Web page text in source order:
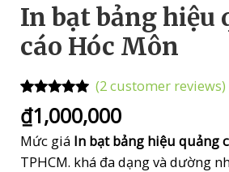
In bạt bảng hiệu
cáo Hóc Môn
Rated5.00
out of 5
2
customer
ratings
(2customer reviews)
₫1,000,000
Mức giá In bạt bảng hiệu quảng
TPHCM. khá đa dạng và dường